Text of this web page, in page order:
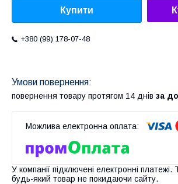
Купити
+380 (99) 178-07-48
повернення товару протягом 14 днів за
У компанії підключені електронні
будь-який товар не покидаючи сайту.